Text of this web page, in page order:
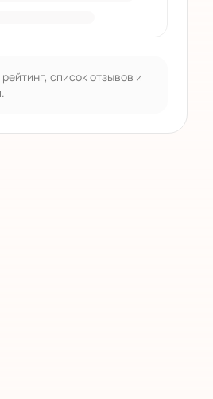
список отзывов и